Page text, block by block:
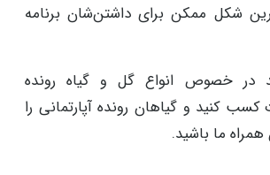
شکل ممکن برای داشتن‌شان برنامه
در خصوص انواع گل و گیاه رونده
کسب کنید و گیا‌هان رونده آپارتمانی را
ما باشید.